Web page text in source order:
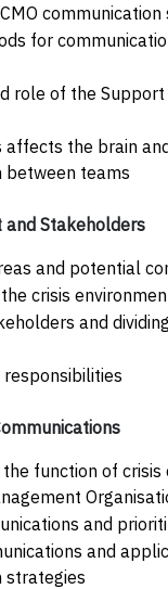
for
role of the Support
affects the brain
between teams
Stakeholders
and potential
crisis
and
function of crisis
and
and
strategies